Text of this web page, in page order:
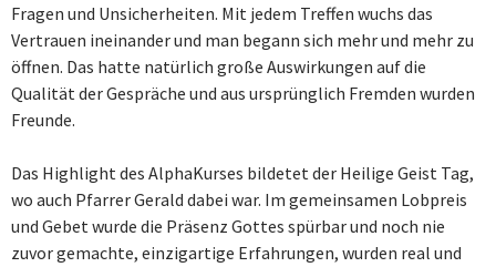
Fragen und Unsicherheiten. Mit jedem Treffen wuchs das
Vertrauen ineinander und man begann sich mehr und mehr zu
öffnen. Das hatte natürlich große Auswirkungen auf die
Qualität der Gespräche und aus ursprünglich Fremden wurden
Freunde.
Das Highlight des AlphaKurses bildetet der Heilige Geist Tag,
wo auch Pfarrer Gerald dabei war. Im gemeinsamen Lobpreis
und Gebet wurde die Präsenz Gottes spürbar und noch nie
zuvor gemachte, einzigartige Erfahrungen, wurden real und